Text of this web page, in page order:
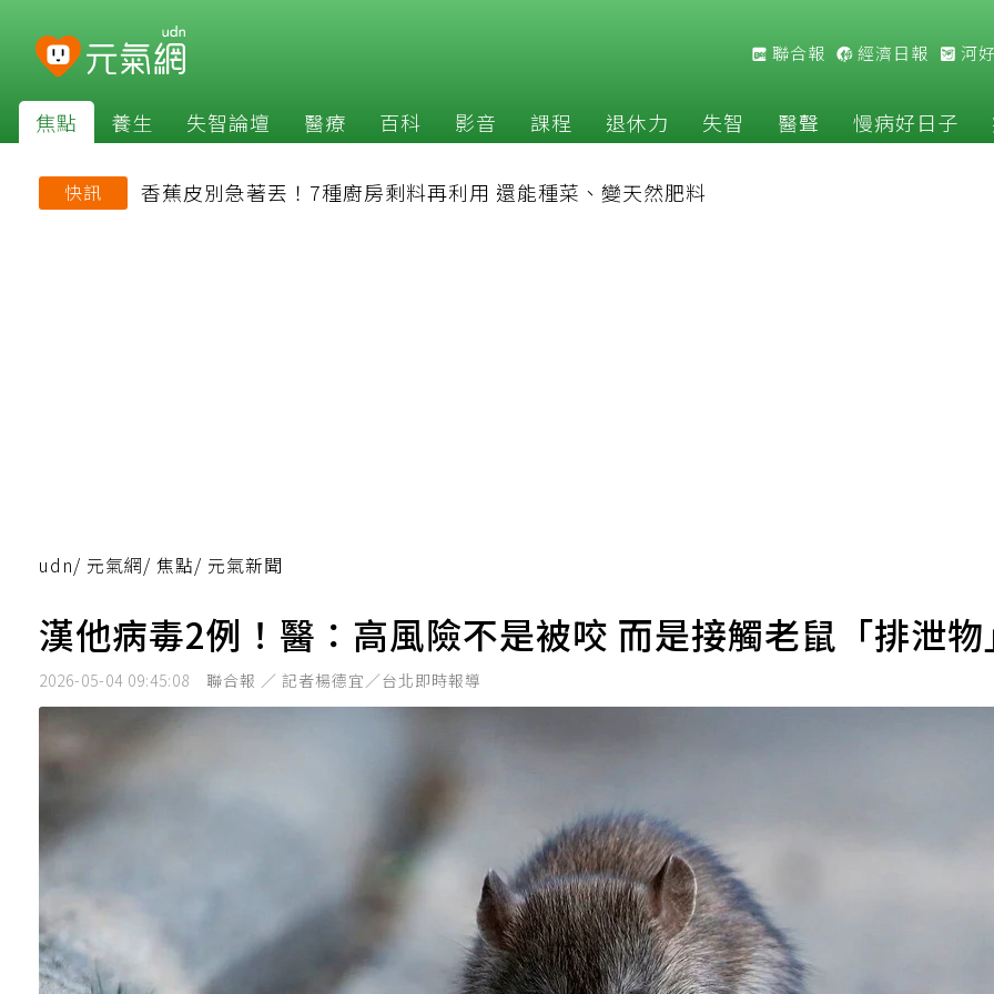
聯合報 經濟日報 河
焦點 養生 失智論壇 醫療 百科 影音 課程 退休力 失智 醫聲 慢病好日子
快訊 香蕉皮別急著丟！7種廚房剩料再利用 還能種菜、變天然肥料
udn/ 元氣網/ 焦點/ 元氣新聞
漢他病毒2例！醫：高風險不是被咬 而是接觸老鼠「排泄
2026-05-04 09:45:08 聯合報 ／ 記者楊德宜／台北即時報導